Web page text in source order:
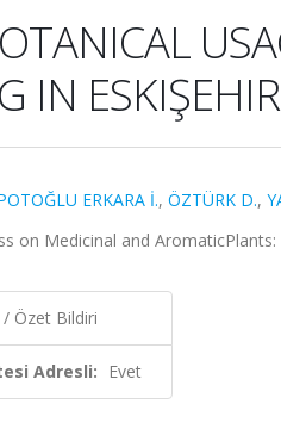
IN ESKIŞEHIR
ERKARA İ., ÖZTÜRK D.,
on Medicinal and
/ Özet Bildiri
Adresli: Evet